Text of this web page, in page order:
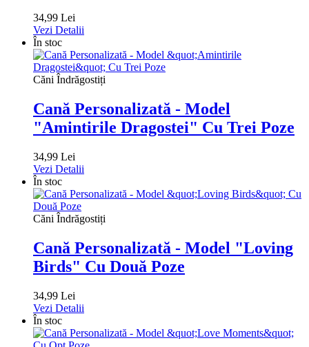
34,99 Lei
Vezi Detalii
În stoc
Căni Îndrăgostiți
Cană Personalizată - Model
"Amintirile Dragostei" Cu Trei Poze
34,99 Lei
Vezi Detalii
În stoc
Căni Îndrăgostiți
Cană Personalizată - Model "Loving
Birds" Cu Două Poze
34,99 Lei
Vezi Detalii
În stoc